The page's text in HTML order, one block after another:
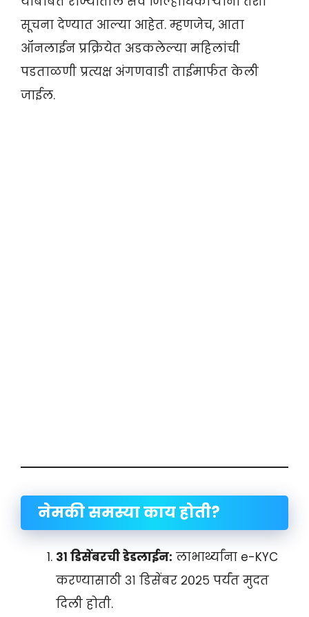
सूचना देण्यात आल्या आहेत. म्हणजेच, आता
ऑनलाईन प्रक्रियेत अडकलेल्या महिलांची
पडताळणी प्रत्यक्ष अंगणवाडी ताईमार्फत केली
जाईल.
नेमकी समस्या काय होती?
३१ डिसेंबरची डेडलाईन: लाभार्थ्यांना e-KYC
करण्यासाठी ३१ डिसेंबर २०२५ पर्यंत मुदत
दिली होती.